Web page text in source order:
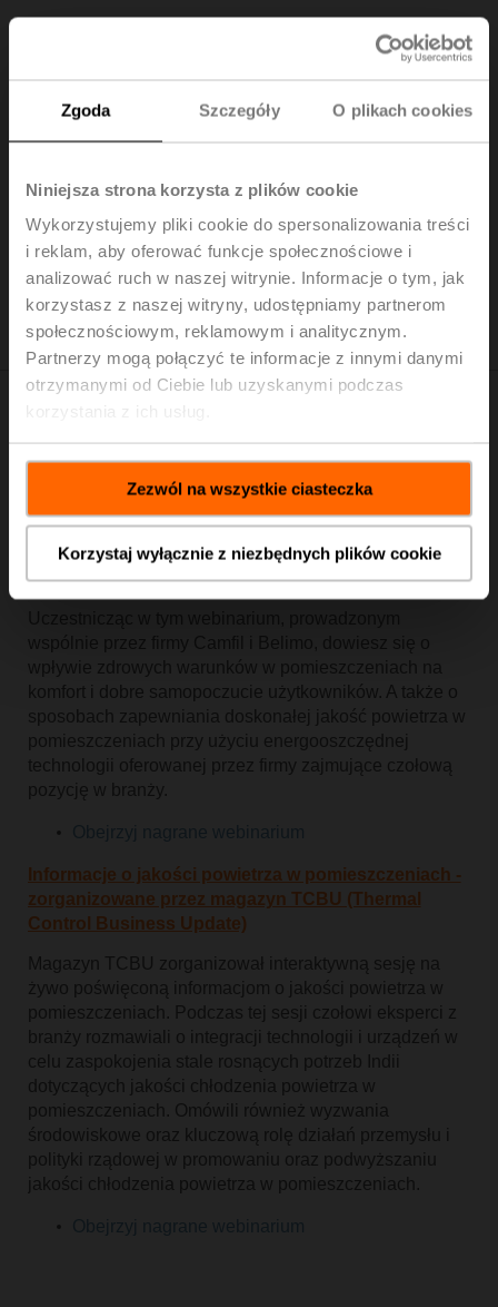
Zgoda Szczegóły O plikach cookies
Niniejsza strona korzysta z plików cookie
Wykorzystujemy pliki cookie do spersonalizowania treści
i reklam, aby oferować funkcje społecznościowe i
analizować ruch w naszej witrynie. Informacje o tym, jak
korzystasz z naszej witryny, udostępniamy partnerom
społecznościowym, reklamowym i analitycznym.
Partnerzy mogą połączyć te informacje z innymi danymi
otrzymanymi od Ciebie lub uzyskanymi podczas
korzystania z ich usług.
Zezwól na wszystkie ciasteczka
Korzystaj wyłącznie z niezbędnych plików cookie
Pomiar i regulacja przepływu powietrza -
przegląd i metody poprawy IAQ
Podczas tego webinarium omawiamy właściwości
czujników Belimo, ich zastosowania związane z
regulacją ciśnienia i przepływu, a także wykorzystanie
tych metod w celu podwyższenia jakości powietrza w
pomieszczeniach.
Seminaria internetowe na temat higieny
powietrza w pomieszczeniach
Energooszczędne zapewnianie jakości powietrza w
pomieszczeniach - zorganizowane przez firmy
Camfil i Belimo
komfort i dobre samopoczucie użytkowników. A także o
sposobach zapewniania doskonałej jakość powietrza w
pomieszczeniach przy użyciu energooszczędnej
technologii oferowanej przez firmy zajmujące czołową
pozycję w branży.
Informacje o jakości powietrza w pomieszczeniach -
zorganizowane przez magazyn TCBU (Thermal
Control Business Update)
Magazyn TCBU zorganizował interaktywną sesję na
żywo poświęconą informacjom o jakości powietrza w
pomieszczeniach. Podczas tej sesji czołowi eksperci z
branży rozmawiali o integracji technologii i urządzeń w
celu zaspokojenia stale rosnących potrzeb Indii
dotyczących jakości chłodzenia powietrza w
pomieszczeniach. Omówili również wyzwania
środowiskowe oraz kluczową rolę działań przemysłu i
polityki rządowej w promowaniu oraz podwyższaniu
jakości chłodzenia powietrza w pomieszczeniach.